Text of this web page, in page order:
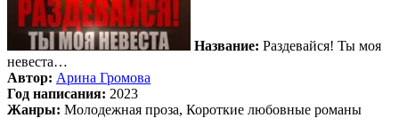
Название: Раздевайся! Ты моя
невеста…
Автор: Арина Громова
Год написания: 2023
Жанры: Молодежная проза, Короткие любовные романы